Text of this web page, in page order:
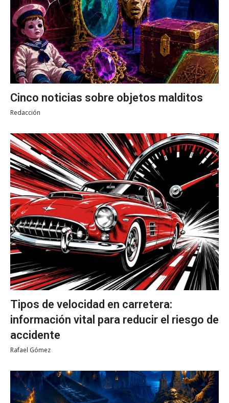
Cinco noticias sobre objetos malditos
Redacción
Tipos de velocidad en carretera:
información vital para reducir el riesgo de
accidente
Rafael Gómez